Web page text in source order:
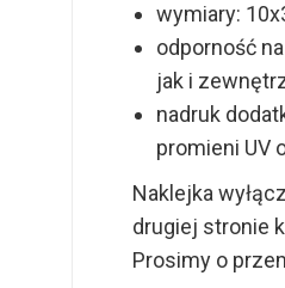
wymiary:
odporność
jak i
nadruk
promieni UV
Naklejka
drugiej stronie
Prosimy o